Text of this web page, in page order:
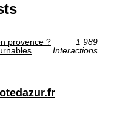
provence ?
1 989
Interactions